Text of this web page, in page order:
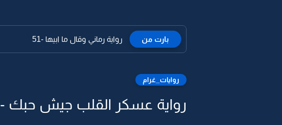
بارت من رواية رماني وقال ما ابيها -51
روايات_غرام
رواية عسكر القلب جيش حبك -36